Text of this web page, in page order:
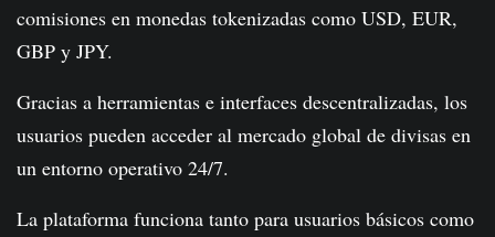
comisiones en monedas tokenizadas como USD, EUR,
GBP y JPY.
Gracias a herramientas e interfaces descentralizadas, los
usuarios pueden acceder al mercado global de divisas en
un entorno operativo 24/7.
La plataforma funciona tanto para usuarios básicos como